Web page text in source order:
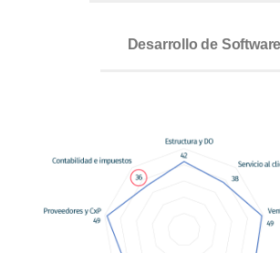
Desarrollo de Software